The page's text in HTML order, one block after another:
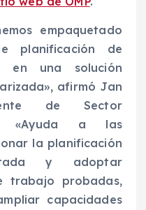
empaquetado
planificación de
en una solución
afirmó Jan
de Sector
«Ayuda a las
la planificación
y adoptar
trabajo probadas,
capacidades